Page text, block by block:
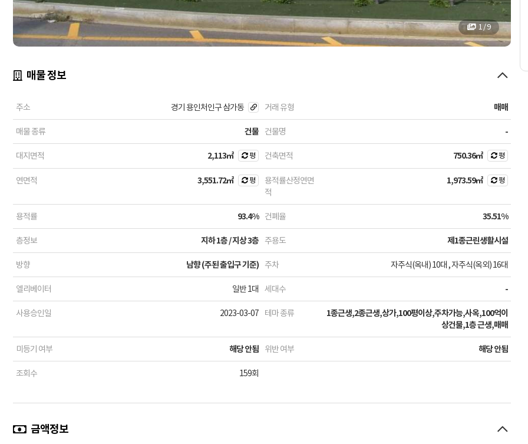
1 / 9
매물 정보
주소 경기 용인처인구 삼가동 거래 유형 매매
매물 종류 건물 건물명 -
대지면적 2,113㎡ 평 건축면적 750.36㎡ 평
연면적 3,551.72㎡ 평
용적률산정연면
적
1,973.59㎡ 평
용적률 93.4% 건폐율 35.51%
층정보 지하 1층 / 지상 3층 주용도 제1종근린생활시설
방향 남향 (주된 출입구 기준) 주차 자주식(옥내) 10대, 자주식(옥외) 16대
엘리베이터 일반 1대 세대수 -
사용승인일 2023-03-07 테마 종류
1종근생,2종근생,상가,100평이상,주차가능,사옥,100억이
상건물,1층 근생,매매
미등기 여부 해당 안됨 위반 여부 해당 안됨
조회수 159회
금액정보